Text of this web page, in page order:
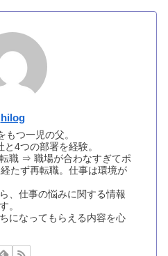
hilog
つ一児の父。
4つの部署を経験。
職 ⇒ 職場が合わなすぎてポ
たず再転職。仕事は環境が
、仕事の悩みに関する情報
。
になってもらえる内容を心